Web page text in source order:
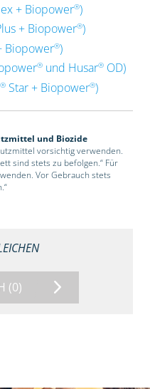
+ Biopower®)
+ Biopower®)
Biopower®)
®und Husar®OD)
®Star + Biopower®)
und Biozide
vorsichtig verwenden.
sind stets zu befolgen.“ Für
Vor Gebrauch stets
(0)